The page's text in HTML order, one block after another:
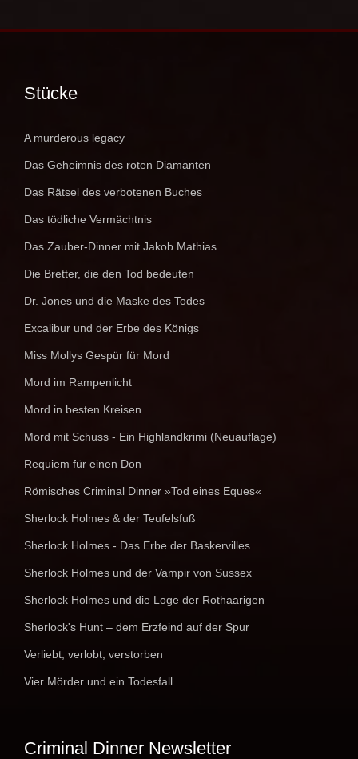
Stücke
A murderous legacy
Das Geheimnis des roten Diamanten
Das Rätsel des verbotenen Buches
Das tödliche Vermächtnis
Das Zauber-Dinner mit Jakob Mathias
Die Bretter, die den Tod bedeuten
Dr. Jones und die Maske des Todes
Excalibur und der Erbe des Königs
Miss Mollys Gespür für Mord
Mord im Rampenlicht
Mord in besten Kreisen
Mord mit Schuss - Ein Highlandkrimi (Neuauflage)
Requiem für einen Don
Römisches Criminal Dinner »Tod eines Eques«
Sherlock Holmes & der Teufelsfuß
Sherlock Holmes - Das Erbe der Baskervilles
Sherlock Holmes und der Vampir von Sussex
Sherlock Holmes und die Loge der Rothaarigen
Sherlock's Hunt – dem Erzfeind auf der Spur
Verliebt, verlobt, verstorben
Vier Mörder und ein Todesfall
Criminal Dinner Newsletter